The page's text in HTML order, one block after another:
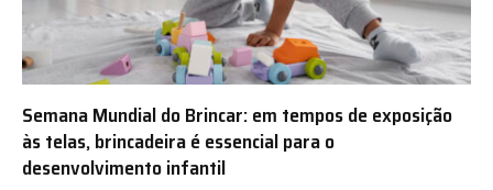
Semana Mundial do Brincar: em tempos de exposição
às telas, brincadeira é essencial para o
desenvolvimento infantil